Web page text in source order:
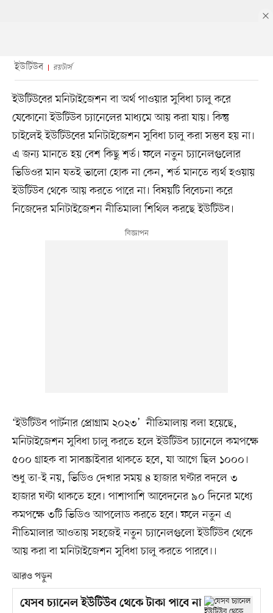
ইউটিউব রয়টার্স
ইউটিউবের মনিটাইজেশন বা অর্থ পাওয়ার সুবিধা চালু করে
যেকোনো ইউটিউব চ্যানেলের মাধ্যমে আয় করা যায়। কিন্তু
চাইলেই ইউটিউবের মনিটাইজেশন সুবিধা চালু করা সম্ভব হয় না।
এ জন্য মানতে হয় বেশ কিছু শর্ত। ফলে নতুন চ্যানেলগুলোর
ভিডিওর মান যতই ভালো হোক না কেন, শর্ত মানতে ব্যর্থ হওয়ায়
ইউটিউব থেকে আয় করতে পারে না। বিষয়টি বিবেচনা করে
নিজেদের মনিটাইজেশন নীতিমালা শিথিল করছে ইউটিউব।
‘ইউটিউব পার্টনার প্রোগ্রাম ২০২৩’ নীতিমালায় বলা হয়েছে,
মনিটাইজেশন সুবিধা চালু করতে হলে ইউটিউব চ্যানেলে কমপক্ষে
৫০০ গ্রাহক বা সাবস্ক্রাইবার থাকতে হবে, যা আগে ছিল ১০০০।
শুধু তা-ই নয়, ভিডিও দেখার সময় ৪ হাজার ঘণ্টার বদলে ৩
হাজার ঘণ্টা থাকতে হবে। পাশাপাশি আবেদনের ৯০ দিনের মধ্যে
কমপক্ষে ৩টি ভিডিও আপলোড করতে হবে। ফলে নতুন এ
নীতিমালার আওতায় সহজেই নতুন চ্যানেলগুলো ইউটিউব থেকে
আয় করা বা মনিটাইজেশন সুবিধা চালু করতে পারবে।।
আরও পড়ুন
যেসব চ্যানেল ইউটিউব থেকে টাকা পাবে না